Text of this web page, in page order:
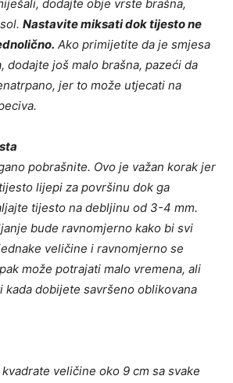
dodajte obje vrste brašna,
Nastavite miksati dok tijesto ne
Ako primijetite da je smjesa
dodajte još malo brašna, pazeći da
jer to može utjecati na
pobrašnite. Ovo je važan korak jer
lijepi za površinu dok ga
tijesto na debljinu od 3-4 mm.
bude ravnomjerno kako bi svi
veličine i ravnomjerno se
može potrajati malo vremena, ali
dobijete savršeno oblikovana
veličine oko 9 cm sa svake